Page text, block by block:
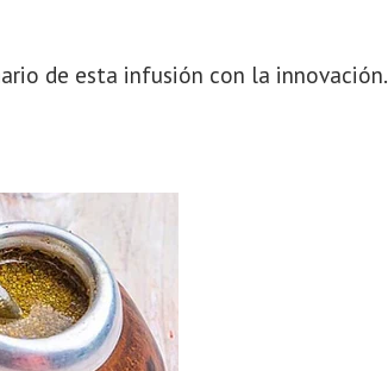
de esta infusión con la innovación.